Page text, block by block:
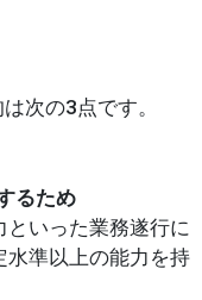
次の3点です。
るため
いった業務遂行に
水準以上の能力を持